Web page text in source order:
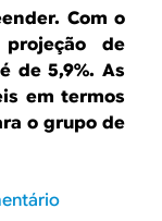
Com o
de
de 5,9%. As
em termos
o grupo de